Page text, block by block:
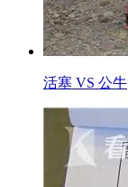
活塞 VS 公牛